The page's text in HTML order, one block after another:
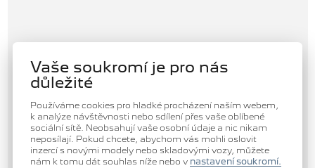
Vaše soukromí je pro nás
důležité
Používáme cookies pro hladké procházení naším webem,
k analýze návštěvnosti nebo sdílení přes vaše oblíbené
sociální sítě. Neobsahují vaše osobní údaje a nic nikam
neposílají. Pokud chcete, abychom vás mohli oslovit
inzercí s novými modely nebo skladovými vozy, můžete
nám k tomu dát souhlas níže nebo v nastavení soukromí.